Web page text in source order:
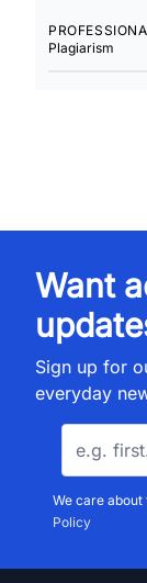
Plagiarism
Want
Sign up for
everyday
We care
Policy